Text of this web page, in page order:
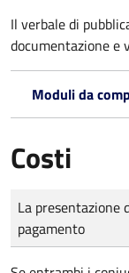
Il verbale di
documentazione e
Moduli da
Costi
Tipo di pagamento
Importo
La presentazione
pagamento